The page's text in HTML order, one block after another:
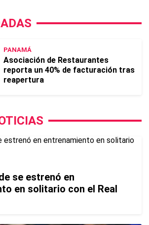
PANAMÁ
Asociación de Restaurantes
reporta un 40% de facturación tras
reapertura
se estrenó en
en solitario con el Real